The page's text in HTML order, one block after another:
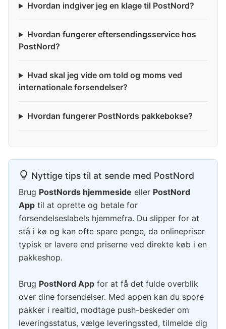
Hvordan indgiver jeg en klage til PostNord?
Hvordan fungerer eftersendingsservice hos
PostNord?
Hvad skal jeg vide om told og moms ved
internationale forsendelser?
Hvordan fungerer PostNords pakkebokse?
Nyttige tips til at sende med PostNord
Brug PostNords hjemmeside eller PostNord
App til at oprette og betale for
forsendelseslabels hjemmefra. Du slipper for at
stå i kø og kan ofte spare penge, da onlinepriser
typisk er lavere end priserne ved direkte køb i en
pakkeshop.
Brug PostNord App for at få det fulde overblik
over dine forsendelser. Med appen kan du spore
pakker i realtid, modtage push-beskeder om
leveringsstatus, vælge leveringssted, tilmelde dig